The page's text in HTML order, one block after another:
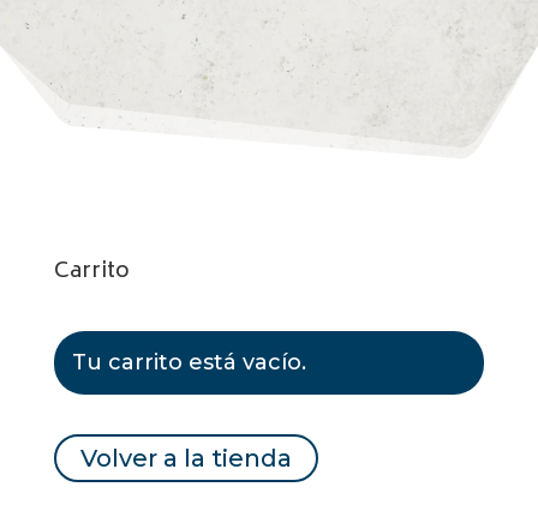
Carrito
Tu carrito está vacío.
Volver a la tienda